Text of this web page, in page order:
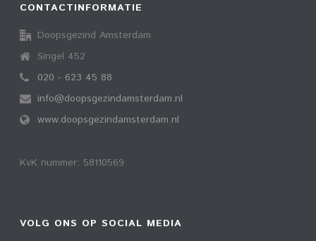
CONTACTINFORMATIE
Doopsgezind Amsterdam
Singel 452
020 - 623 45 88
info@doopsgezindamsterdam.nl
www.doopsgezindamsterdam.nl
KvK nummer: 58110569
VOLG ONS OP SOCIAL MEDIA